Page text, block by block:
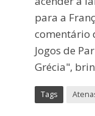
para a
comentário
Jogos de
Grécia",
Tags